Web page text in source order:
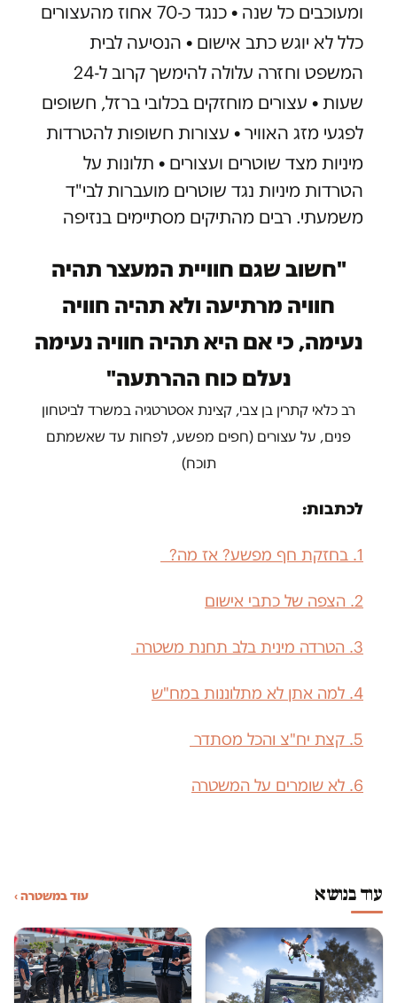
ומעוכבים כל שנה •
כנגד כ-70 אחוז מהעצורים
כלל לא יוגש כתב אישום • הנסיעה לבית
המשפט וחזרה עלולה להימשך קרוב ל-24
שעות • עצורים מוחזקים בכלובי ברזל, חשופים
לפגעי מזג האוויר • עצורות חשופות להטרדות
מיניות מצד שוטרים ועצורים • תלונות על
הטרדות מיניות נגד שוטרים מועברות לבי"ד
משמעתי. רבים מהתיקים מסתיימים בנזיפה
"חשוב שגם חוויית המעצר תהיה
חוויה מרתיעה ולא תהיה חוויה
נעימה, כי אם היא תהיה חוויה נעימה
נעלם כוח ההרתעה"
רב כלאי קתרין בן צבי, קצינת אסטרטגיה במשרד לביטחון
פנים, על עצורים (חפים מפשע, לפחות עד שאשמתם
תוכח)
לכתבות:
1. בחזקת חף מפשע? אז מה?
2. הצפה של כתבי אישום
3. הטרדה מינית בלב תחנת משטרה
4. למה אתן לא מתלוננות במח"ש
5. קצת יח"צ והכל מסתדר
6. לא שומרים על המשטרה
עוד בנושא עוד במשטרה ›